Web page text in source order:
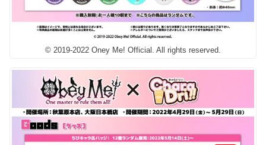
© 2019-2022 Oney Me! Official. All rights reserved.